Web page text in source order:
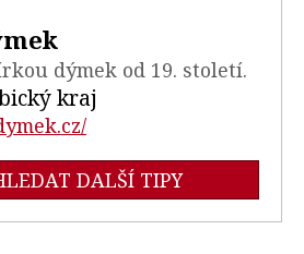
dýmek od 19. století.
kraj
DALŠÍ TIPY